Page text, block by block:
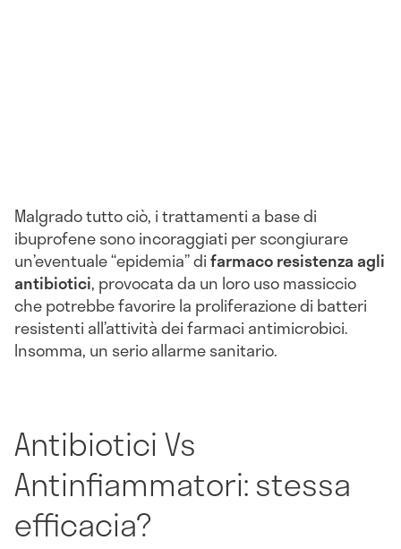
Malgrado tutto ciò, i trattamenti a base di
ibuprofene sono incoraggiati per scongiurare
un’eventuale “epidemia” difarmaco resistenza agli
antibiotici, provocata da un loro uso massiccio
che potrebbe favorire la proliferazione di batteri
resistenti all’attività dei farmaci antimicrobici.
Insomma, un serio allarme sanitario.
Antibiotici Vs
Antinfiammatori: stessa
efficacia?